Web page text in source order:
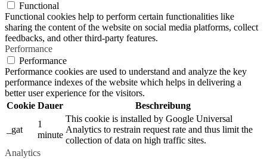
Functional
Functional cookies help to perform certain functionalities like
sharing the content of the website on social media platforms, collect
feedbacks, and other third-party features.
Performance
Performance
Performance cookies are used to understand and analyze the key
performance indexes of the website which helps in delivering a
better user experience for the visitors.
Cookie Dauer Beschreibung
_gat
1
minute
This cookie is installed by Google Universal
Analytics to restrain request rate and thus limit the
collection of data on high traffic sites.
Analytics